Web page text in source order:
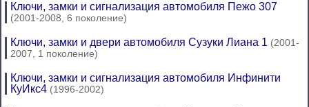
Ключи, замки и сигнализация автомобиля Пежо 307
(2001-2008, 6 поколение)
Ключи, замки и двери автомобиля Сузуки Лиана 1 (2001-
2007, 1 поколение)
Ключи, замки и сигнализация автомобиля Инфинити
КуИкс4 (1996-2002)